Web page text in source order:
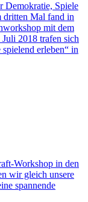
Demokratie, Spiele
dritten Mal fand in
mit dem
2018 trafen sich
erleben“ in
Workshop in den
wir gleich unsere
spannende